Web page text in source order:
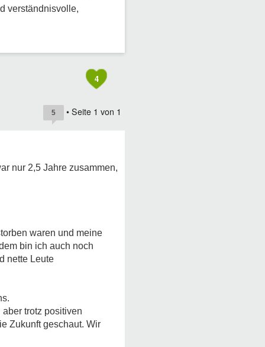
verständnisvolle,
4
5 • Seite 1 von 1
nur 2,5 Jahre zusammen,
waren und meine
bin ich auch noch
nette Leute
trotz positiven
Zukunft geschaut. Wir